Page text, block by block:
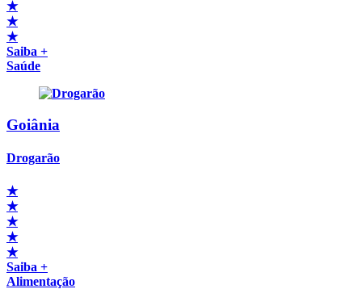
★
★
★
Saiba +
Saúde
Goiânia
Drogarão
★
★
★
★
★
Saiba +
Alimentação